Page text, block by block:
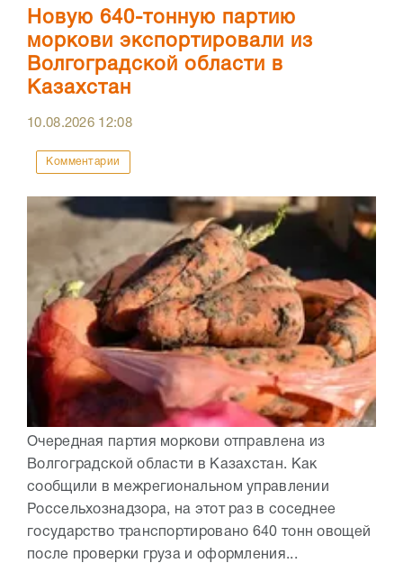
Новую 640-тонную партию
моркови экспортировали из
Волгоградской области в
Казахстан
10.08.2026 12:08
Комментарии
Очередная партия моркови отправлена из
Волгоградской области в Казахстан. Как
сообщили в межрегиональном управлении
Россельхознадзора, на этот раз в соседнее
государство транспортировано 640 тонн овощей
после проверки груза и оформления...